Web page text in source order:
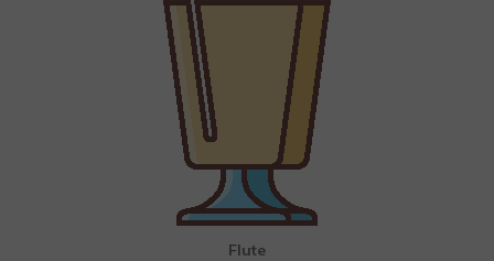
Flute